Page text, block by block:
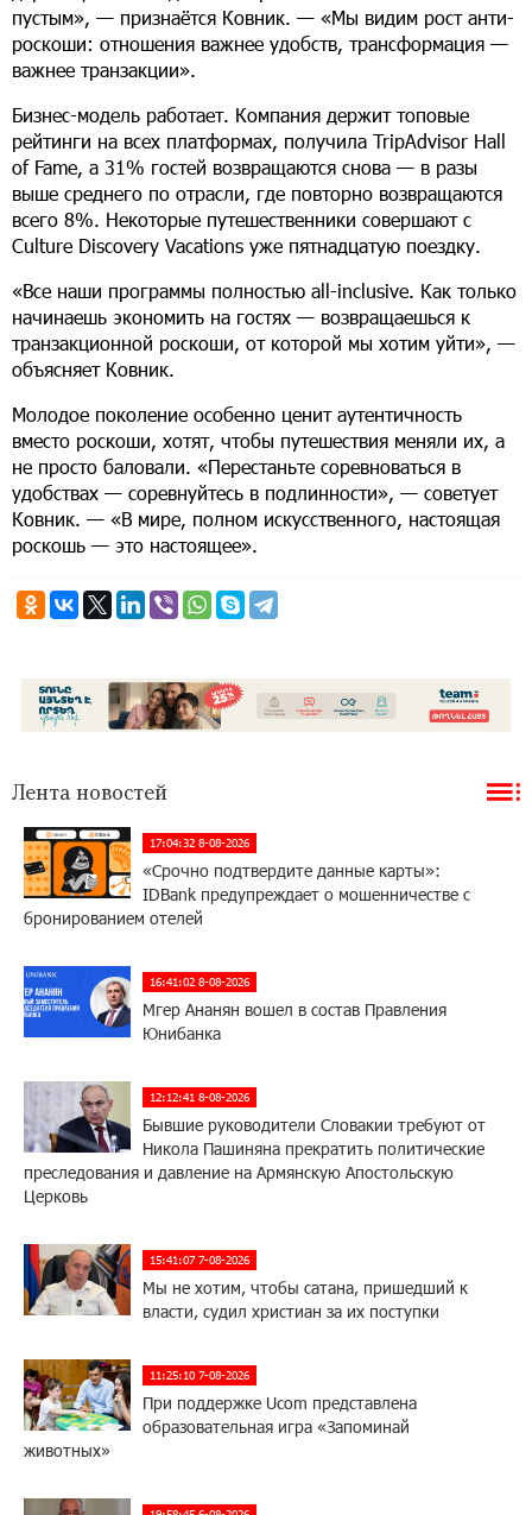
пустым», — признаётся Ковник. — «Мы видим рост анти-
роскоши: отношения важнее удобств, трансформация —
важнее транзакции».
Бизнес-модель работает. Компания держит топовые
рейтинги на всех платформах, получила TripAdvisor Hall
of Fame, а 31% гостей возвращаются снова — в разы
выше среднего по отрасли, где повторно возвращаются
всего 8%. Некоторые путешественники совершают с
Culture Discovery Vacations уже пятнадцатую поездку.
«Все наши программы полностью all-inclusive. Как только
начинаешь экономить на гостях — возвращаешься к
транзакционной роскоши, от которой мы хотим уйти», —
объясняет Ковник.
Молодое поколение особенно ценит аутентичность
вместо роскоши, хотят, чтобы путешествия меняли их, а
не просто баловали. «Перестаньте соревноваться в
удобствах — соревнуйтесь в подлинности», — советует
Ковник. — «В мире, полном искусственного, настоящая
роскошь — это настоящее».
Лента новостей
17:04:32 8-08-2026
«Срочно подтвердите данные карты»:
IDBank предупреждает о мошенничестве с
бронированием отелей
16:41:02 8-08-2026
Мгер Ананян вошел в состав Правления
Юнибанка
12:12:41 8-08-2026
Бывшие руководители Словакии требуют от
Никола Пашиняна прекратить политические
преследования и давление на Армянскую Апостольскую
Церковь
15:41:07 7-08-2026
Мы не хотим, чтобы сатана, пришедший к
власти, судил христиан за их поступки
11:25:10 7-08-2026
При поддержке Ucom представлена
образовательная игра «Запоминай
животных»